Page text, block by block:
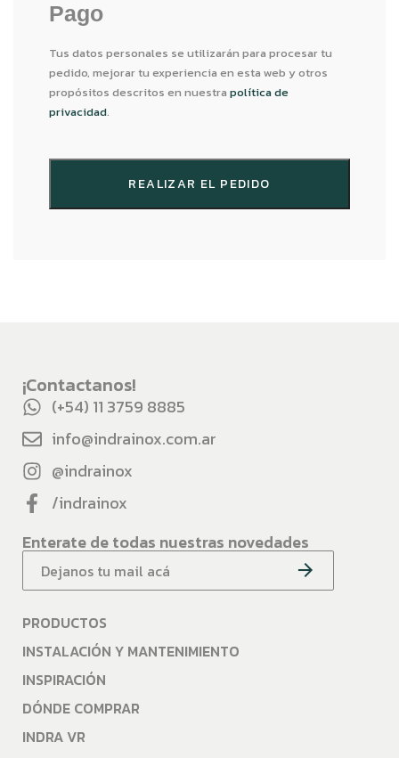
Pago
Tus datos personales se utilizarán para procesar tu
pedido, mejorar tu experiencia en esta web y otros
propósitos descritos en nuestra política de
privacidad.
REALIZAR EL PEDIDO
¡Contactanos!
(+54) 11 3759 8885
info@indrainox.com.ar
@indrainox
/indrainox
Enterate de todas nuestras novedades
PRODUCTOS
INSTALACIÓN Y MANTENIMIENTO
INSPIRACIÓN
DÓNDE COMPRAR
INDRA VR